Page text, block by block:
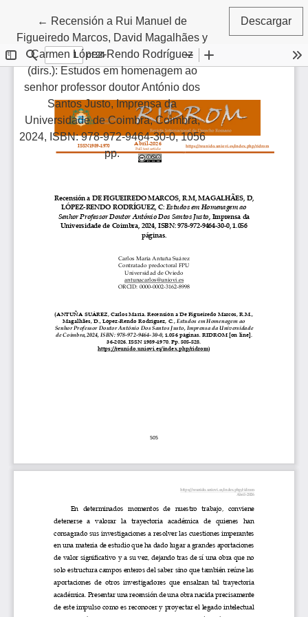
← Volver a los detalles del artículo
Recensión a Rui Manuel de
Figueiredo Marcos, David Magalhães y
Carmen López-Rendo Rodríguez
(dirs.): Estudos em homenagem ao
senhor professor doutor António dos
Santos Justo, Imprensa da
Universidade de Coimbra, Coimbra,
2024, ISBN: 978-972-9464-30-0, 1056
pp.
Descargar